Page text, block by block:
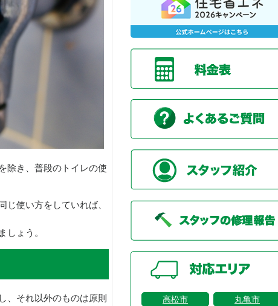
除き、普段のトイレの使
じ使い方をしていれば、
しょう。
、それ以外のものは原則
高松市
丸亀市